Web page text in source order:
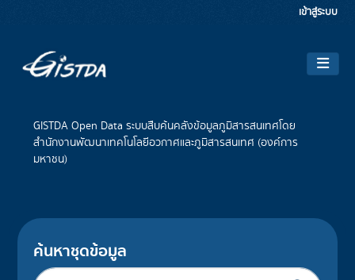
เข้าสู่ระบบ
GISTDA Open Data ระบบสืบค้นคลังข้อมูลภูมิสารสนเทศโดย
สำนักงานพัฒนาเทคโนโลยีอวกาศและภูมิสารสนเทศ (องค์การ
มหาชน)
ค้นหาชุดข้อมูล